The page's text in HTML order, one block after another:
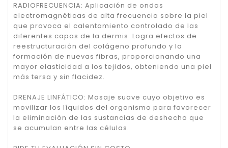
RADIOFRECUENCIA: Aplicación de ondas
electromagnéticas de alta frecuencia sobre la piel
que provoca el calentamiento controlado de las
diferentes capas de la dermis. Logra efectos de
reestructuración del colágeno profundo y la
formación de nuevas fibras, proporcionando una
mayor elasticidad a los tejidos, obteniendo una piel
más tersa y sin flacidez.
DRENAJE LINFÁTICO: Masaje suave cuyo objetivo es
movilizar los líquidos del organismo para favorecer
la eliminación de las sustancias de deshecho que
se acumulan entre las células.